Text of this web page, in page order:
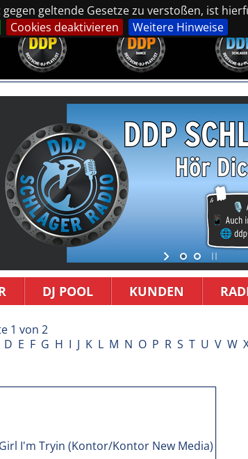
geltende Gesetze zu verstoßen, ist
Cookies deaktivieren Weitere Hinweise
DJ POOL KUNDEN
1 von 2
D E F G H I J K L M N O P R S T U V W